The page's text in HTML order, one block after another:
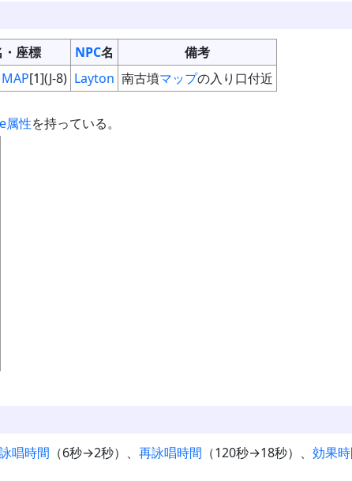
座標 NPC名
備考
MAP[1](J-8) Layton 南古墳マップの入り口付近
属性を持っている。
詠唱時間 （6秒→2秒）、 再詠唱時間 （120秒→18秒）、 効果